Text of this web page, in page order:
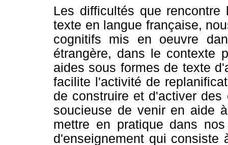
Les difficultés que
texte en langue française,
cognitifs mis en oeuvre
étrangère, dans le contexte
aides sous formes de texte
facilite l'activité de
de construire et d'activer
soucieuse de venir en aide
mettre en pratique dans
d'enseignement qui consiste